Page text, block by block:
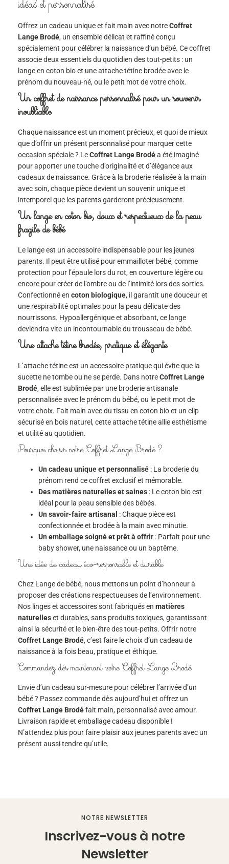
idéal et personnalisé
Offrez un cadeau unique et fait main avec notreCoffret
Lange Brodé, un ensemble délicat et raffiné conçu
spécialement pour célébrer la naissance d’un bébé. Ce coffret
associe deux essentiels du quotidien des tout-petits : un
lange en coton bio et une attache tétine brodée avec le
prénom du nouveau-né, ou le petit mot de votre choix.
Un coffret de naissance personnalisé pour un souvenir
inoubliable
Chaque naissance est un moment précieux, et quoi de mieux
que d’offrir un présent personnalisé pour marquer cette
occasion spéciale ? LeCoffret Lange Brodéa été imaginé
pour apporter une touche d’originalité et d’élégance aux
cadeaux de naissance. Grâce à la broderie réalisée à la main
avec soin, chaque pièce devient un souvenir unique et
intemporel que les parents garderont précieusement.
Un lange en coton bio, doux et respectueux de la peau
fragile de bébé
Le lange est un accessoire indispensable pour les jeunes
parents. Il peut être utilisé pour emmailloter bébé, comme
protection pour l’épaule lors du rot, en couverture légère ou
encore pour créer de l’ombre ou de l’intimité lors des sorties.
Confectionné en coton biologique, il garantit une douceur et
une respirabilité optimales pour la peau délicate des
nourrissons. Hypoallergénique et absorbant, ce lange
deviendra vite un incontournable du trousseau de bébé.
Une attache tétine brodée, pratique et élégante
L’attache tétine est un accessoire pratique qui évite que la
sucette ne tombe ou ne se perde. Dans notreCoffret Lange
Brodé, elle est sublimée par une broderie artisanale
personnalisée avec le prénom du bébé, ou le petit mot de
votre choix. Fait main avec du tissu en coton bio et un clip
sécurisé en bois naturel, cette attache tétine allie esthétisme
et utilité au quotidien.
Pourquoi choisir notre Coffret Lange Brodé ?
Un cadeau unique et personnalisé : La broderie du
prénom rend ce coffret exclusif et mémorable.
Des matières naturelles et saines : Le coton bio est
idéal pour la peau sensible des bébés.
Un savoir-faire artisanal : Chaque pièce est
confectionnée et brodée à la main avec minutie.
Un emballage soigné et prêt à offrir : Parfait pour une
baby shower, une naissance ou un baptême.
Une idée de cadeau éco-responsable et durable
Chez Lange de bébé, nous mettons un point d’honneur à
proposer des créations respectueuses de l’environnement.
Nos linges et accessoires sont fabriqués en matières
naturelleset durables, sans produits toxiques, garantissant
ainsi la sécurité et le bien-être des tout-petits. Offrir notre
Coffret Lange Brodé, c’est faire le choix d’un cadeau de
naissance à la fois beau, pratique et éthique.
Commandez dès maintenant votre Coffret Lange Brodé
Envie d’un cadeau sur-mesure pour célébrer l’arrivée d’un
bébé ? Passez commande dès aujourd’hui et offrez un
Coffret Lange Brodéfait main, personnalisé avec amour.
Livraison rapide et emballage cadeau disponible !
N’attendez plus pour faire plaisir aux jeunes parents avec un
présent aussi tendre qu’utile.
NOTRE NEWSLETTER
Inscrivez-vous à notre
Newsletter